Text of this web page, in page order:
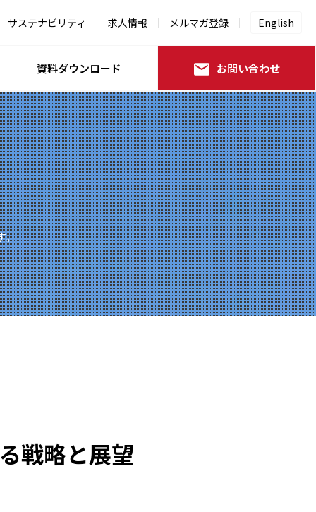
サステナビリティ 求人情報 メルマガ登録 English
資料ダウンロード お問い合わせ
。
戦略と展望